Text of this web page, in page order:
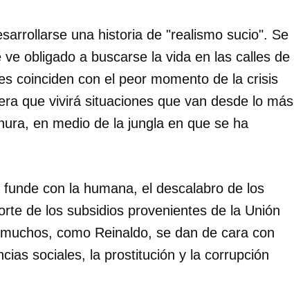
una historia de "realismo sucio". Se
obligado a buscarse la vida en las calles de
coinciden con el peor momento de la crisis
que vivirá situaciones que van desde lo más
en medio de la jungla en que se ha
con la humana, el descalabro de los
de los subsidios provenientes de la Unión
como Reinaldo, se dan de cara con
sociales, la prostitución y la corrupción